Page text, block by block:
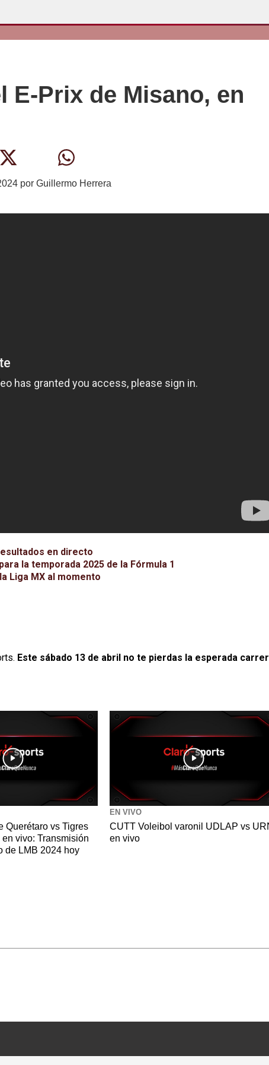
E-Prix de Misano, en
por Guillermo Herrera
en directo
la temporada 2025 de la Fórmula 1
Liga MX al momento
Este sábado 13 de abril no te pierdas la esperada
Querétaro vs Tigres
vivo: Transmisión
de LMB 2024 hoy
EN VIVO
CUTT Voleibol varonil UDLAP vs
en vivo